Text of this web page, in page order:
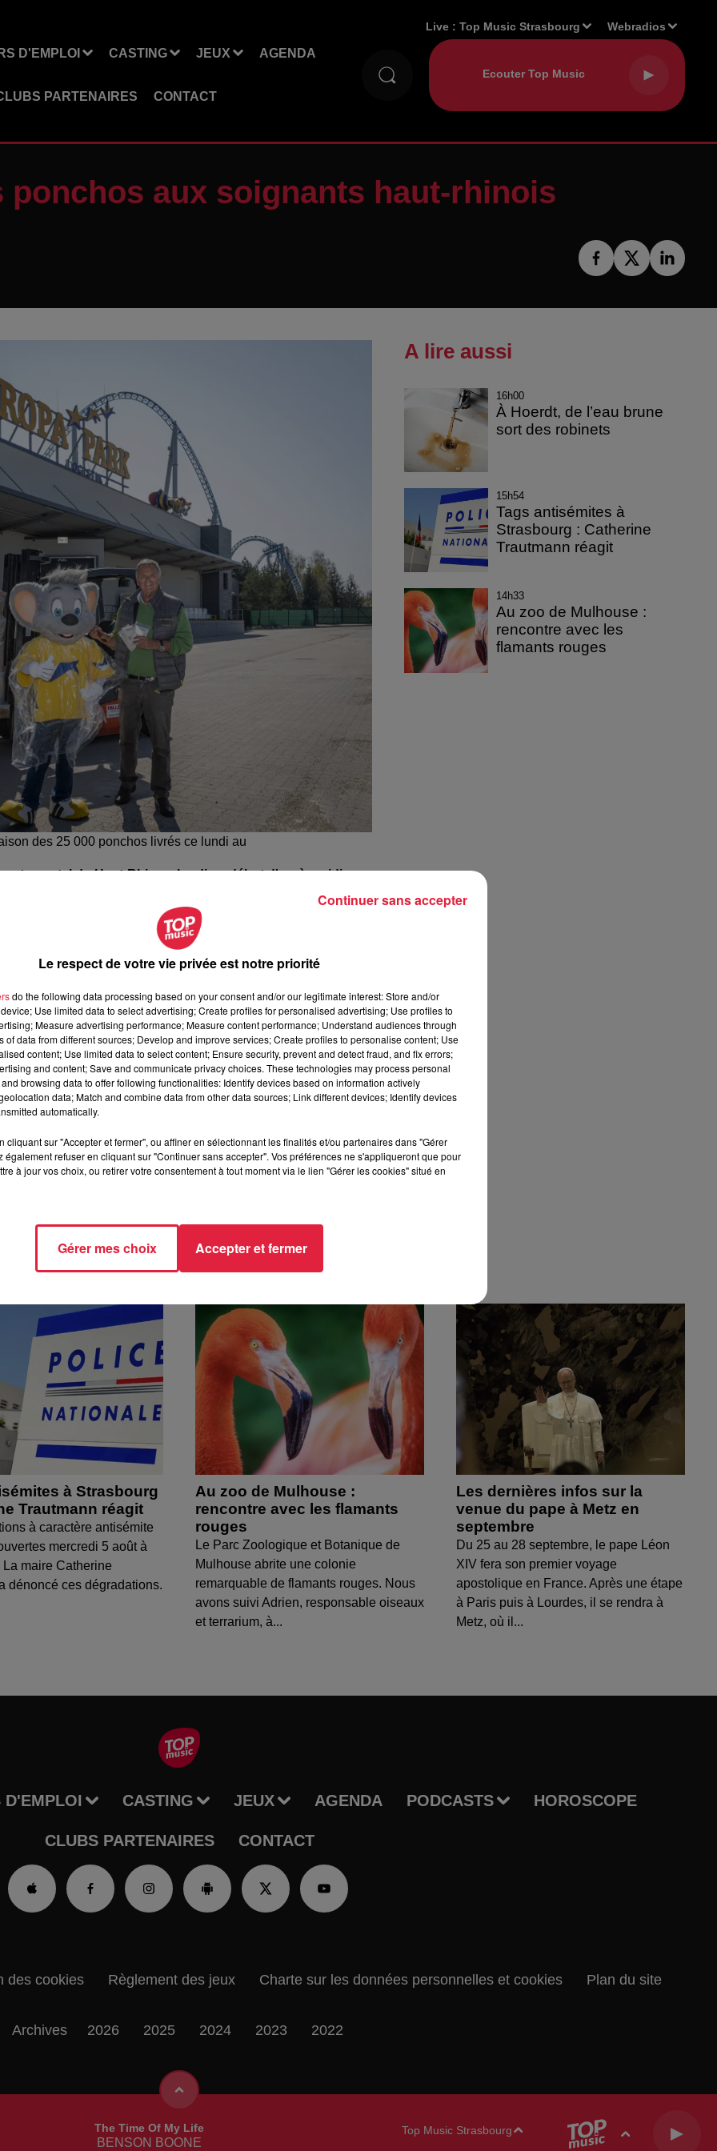
D'EMPLOI CASTING JEUX AGENDA
PARTENAIRES CONTACT
Live :Top Music Strasbourg Webradios
ponchos aux soignants haut-rhinois
des 25 000 ponchos livrés ce lundi au
du Haut-Rhin ce lundi en début d'après-midi,
a fait don de 25 000 ponchos au conseil départemental du
vendus dans le parc d'attraction, a été intégralement
établissements(EHPAD, foyers d'enfants, foyers de
en tant que sur-blouses.
Estelle Burckel
A lire aussi
16h00
À Hoerdt, de l’eau brune
sort des robinets
15h54
Tags antisémites à
Strasbourg : Catherine
Trautmann réagit
14h33
Au zoo de Mulhouse :
rencontre avec les
flamants rouges
à Strasbourg
Trautmann réagit
à caractère antisémite
mercredi 5 août à
La maire Catherine
dénoncé ces dégradations.
Au zoo de Mulhouse :
rencontre avec les flamants
rouges
Le Parc Zoologique et Botanique de
Mulhouse abrite une colonie
remarquable de flamants rouges. Nous
avons suivi Adrien, responsable oiseaux
et terrarium, à...
Les dernières infos sur la
venue du pape à Metz en
septembre
Du 25 au 28 septembre, le pape Léon
XIV fera son premier voyage
apostolique en France. Après une étape
à Paris puis à Lourdes, il se rendra à
Metz, où il...
D'EMPLOI CASTING JEUX AGENDA PODCASTS HOROSCOPE
CLUBS PARTENAIRES CONTACT
The Time Of My Life
BENSON BOONE
Top Music Strasbourg
des cookies Règlement des jeux Charte sur les données personnelles et cookies Plan du site
Archives 2026 2025 2024 2023 2022
Le respect de votre vie privée est notre priorité
do the following data processing based on your consent and/or our legitimate interest: Store and/or
Use limited data to select advertising; Create profiles for personalised advertising; Use profiles to
Measure advertising performance; Measure content performance; Understand audiences through
of data from different sources; Develop and improve services; Create profiles to personalise content; Use
content; Use limited data to select content; Ensure security, prevent and detect fraud, and fix errors;
and content; Save and communicate privacy choices. These technologies may process personal
browsing data to offer following functionalities: Identify devices based on information actively
data; Match and combine data from other data sources; Link different devices; Identify devices
automatically.
cliquant sur "Accepter et fermer", ou affiner en sélectionnant les finalités et/ou partenaires dans "Gérer
également refuser en cliquant sur "Continuer sans accepter". Vos préférences ne s'appliqueront que pour
à jour vos choix, ou retirer votre consentement à tout moment via le lien "Gérer les cookies" situé en
Gérer mes choix Accepter et fermer
Continuer sans accepter